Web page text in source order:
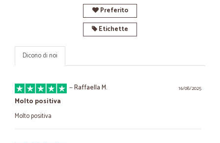
Preferito
Etichette
Dicono di noi
16/08/2025
—Raffaella M.
Molto positiva
Molto positiva